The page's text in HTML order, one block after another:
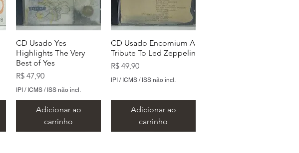
CD Usado Yes
Highlights The Very
Best of Yes
Preço
R$ 47,90
IPI / ICMS / ISS não incl.
Adicionar ao
carrinho
CD Usado Encomium A
Tribute To Led Zeppelin
Preço
R$ 49,90
IPI / ICMS / ISS não incl.
Adicionar ao
carrinho